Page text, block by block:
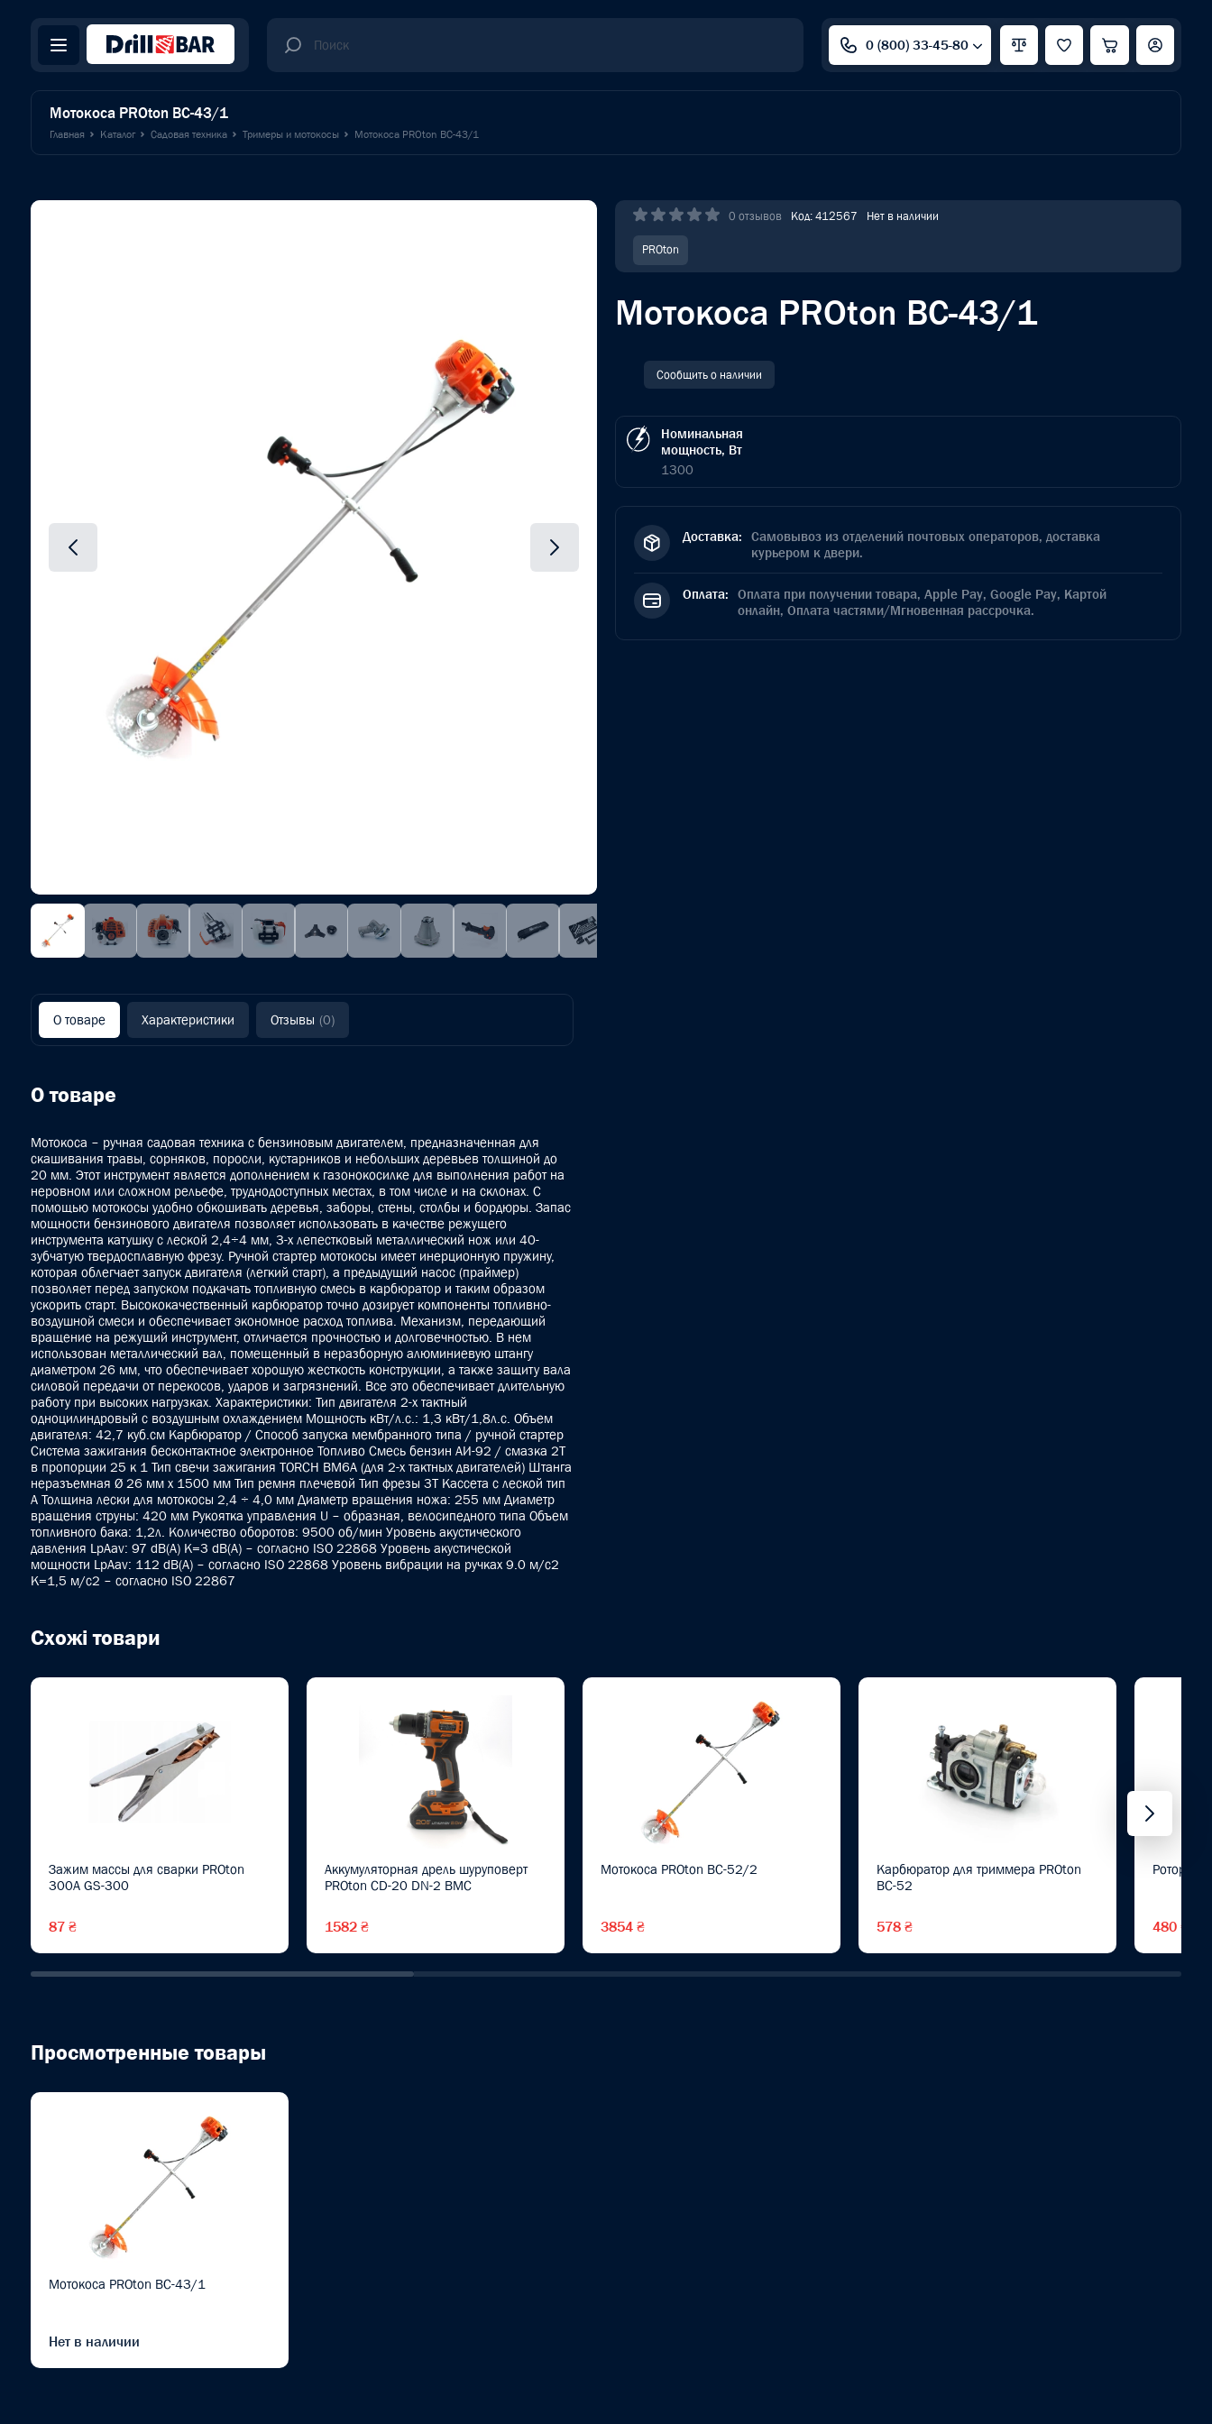
0 (800) 33-45-80
Мотокоса PROton BC-43/1
Главная Каталог Садовая техника Тримеры и мотокосы Мотокоса PROton BC-43/1
0 отзывов Код: 412567 Нет в наличии
PROton
Мотокоса PROton BC-43/1
Сообщить о наличии
Номинальная
мощность, Вт
1300
Доставка: Самовывоз из отделений почтовых операторов, доставка
курьером к двери.
Оплата: Оплата при получении товара, Apple Pay, Google Pay, Картой
онлайн, Оплата частями/Мгновенная рассрочка.
О товаре Характеристики Отзывы (0)
О товаре
Мотокоса – ручная садовая техника с бензиновым двигателем, предназначенная для
скашивания травы, сорняков, поросли, кустарников и небольших деревьев толщиной до
20 мм. Этот инструмент является дополнением к газонокосилке для выполнения работ на
неровном или сложном рельефе, труднодоступных местах, в том числе и на склонах. С
помощью мотокосы удобно обкошивать деревья, заборы, стены, столбы и бордюры. Запас
мощности бензинового двигателя позволяет использовать в качестве режущего
инструмента катушку с леской 2,4÷4 мм, 3-х лепестковый металлический нож или 40-
зубчатую твердосплавную фрезу. Ручной стартер мотокосы имеет инерционную пружину,
которая облегчает запуск двигателя (легкий старт), а предыдущий насос (праймер)
позволяет перед запуском подкачать топливную смесь в карбюратор и таким образом
ускорить старт. Высококачественный карбюратор точно дозирует компоненты топливно-
воздушной смеси и обеспечивает экономное расход топлива. Механизм, передающий
вращение на режущий инструмент, отличается прочностью и долговечностью. В нем
использован металлический вал, помещенный в неразборную алюминиевую штангу
диаметром 26 мм, что обеспечивает хорошую жесткость конструкции, а также защиту вала
силовой передачи от перекосов, ударов и загрязнений. Все это обеспечивает длительную
работу при высоких нагрузках. Характеристики: Тип двигателя 2-х тактный
одноцилиндровый с воздушным охлаждением Мощность кВт/л.с.: 1,3 кВт/1,8л.с. Объем
двигателя: 42,7 куб.см Карбюратор / Способ запуска мембранного типа / ручной стартер
Система зажигания бесконтактное электронное Топливо Смесь бензин АИ-92 / смазка 2Т
в пропорции 25 к 1 Тип свечи зажигания TORCH BM6A (для 2-х тактных двигателей) Штанга
неразъемная Ø 26 мм х 1500 мм Тип ремня плечевой Тип фрезы 3Т Кассета с леской тип
А Толщина лески для мотокосы 2,4 ÷ 4,0 мм Диаметр вращения ножа: 255 мм Диаметр
вращения струны: 420 мм Рукоятка управления U – образная, велосипедного типа Объем
топливного бака: 1,2л. Количество оборотов: 9500 об/мин Уровень акустического
давления LpAav: 97 dB(A) K=3 dB(A) – согласно ISO 22868 Уровень акустической
мощности LpAav: 112 dB(A) – согласно ISO 22868 Уровень вибрации на ручках 9.0 м/с2
К=1,5 м/с2 – согласно ISO 22867
Схожі товари
Зажим массы для сварки PROton
300А GS-300
87 ₴
Аккумуляторная дрель шуруповерт
PROton CD-20 DN-2 BMC
1582 ₴
Мотокоса PROton BC-52/2
3854 ₴
Карбюратор для триммера PROton
BC-52
578 ₴
Ротор
480 ₴
Просмотренные товары
Мотокоса PROton BC-43/1
Нет в наличии